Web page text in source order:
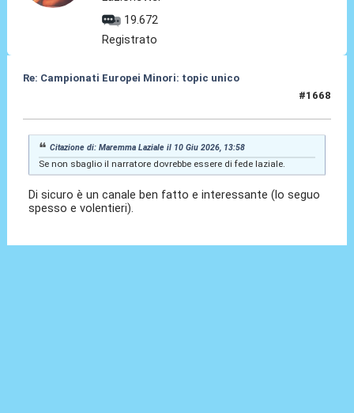
19.672
Registrato
Re: Campionati Europei Minori: topic unico
#1668
Citazione di: Maremma Laziale il 10 Giu 2026, 13:58
Se non sbaglio il narratore dovrebbe essere di fede laziale.
Di sicuro è un canale ben fatto e interessante (lo seguo
spesso e volentieri).